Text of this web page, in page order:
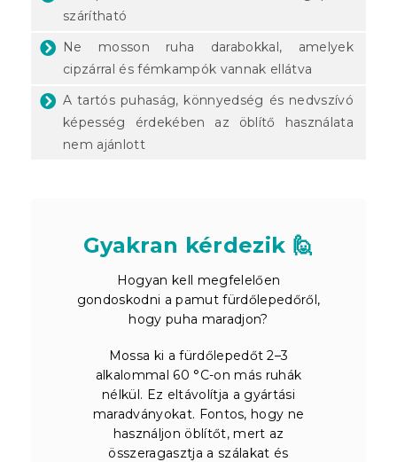
szárítható
Ne mosson ruha darabokkal, amelyek
cipzárral és fémkampók vannak ellátva
A tartós puhaság, könnyedség és nedvszívó
képesség érdekében az öblítő használata
nem ajánlott
Gyakran kérdezik 🙋
Hogyan kell megfelelően
gondoskodni a pamut fürdőlepedőről,
hogy puha maradjon?
Mossa ki a fürdőlepedőt 2–3
alkalommal 60 °C-on más ruhák
nélkül. Ez eltávolítja a gyártási
maradványokat. Fontos, hogy ne
használjon öblítőt, mert az
összeragasztja a szálakat és